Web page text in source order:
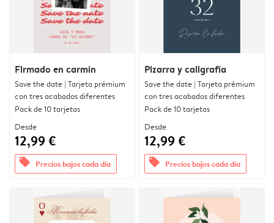
Firmado en carmín
Save the date | Tarjeta prémium
con tres acabados diferentes
Pack de 10 tarjetas
Desde
12,99 €
offers Precios bajos cada día
Pizarra y caligrafía
Save the date | Tarjeta prémium
con tres acabados diferentes
Pack de 10 tarjetas
Desde
12,99 €
offers Precios bajos cada día